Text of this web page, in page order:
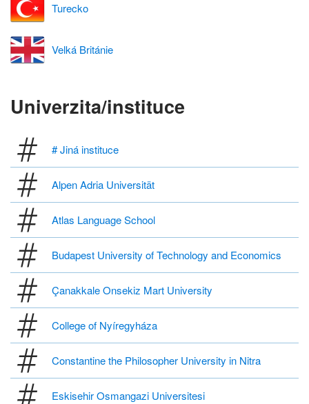
Turecko
Velká Británie
Univerzita/instituce
# Jiná instituce
Alpen Adria Universität
Atlas Language School
Budapest University of Technology and Economics
Çanakkale Onsekiz Mart University
College of Nyíregyháza
Constantine the Philosopher University in Nitra
Eskisehir Osmangazi Universitesi